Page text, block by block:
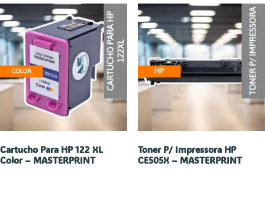
Cartucho Para HP 122 XL
Color – MASTERPRINT
Toner P/ Impressora HP
CE505X – MASTERPRINT